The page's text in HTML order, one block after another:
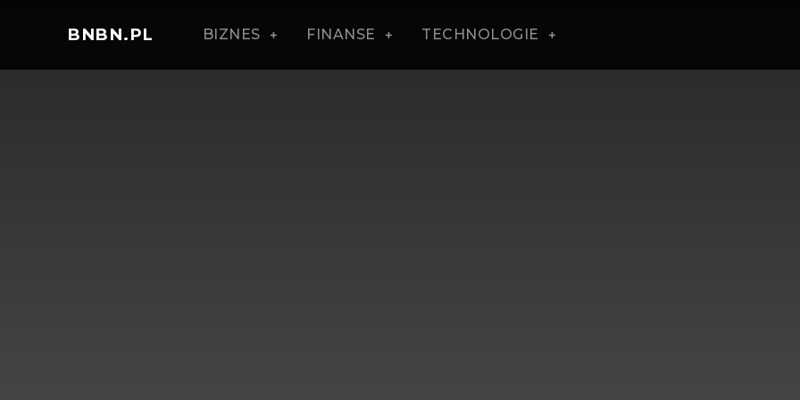
BNBN.PL BIZNES FINANSE TECHNOLOGIE